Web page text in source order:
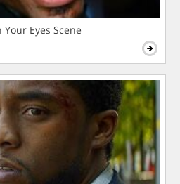
Eyes Scene